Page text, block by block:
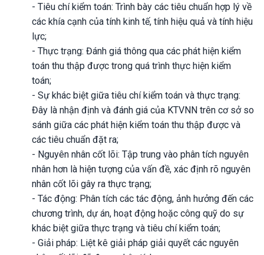
- Tiêu chí kiểm toán: Trình bày các tiêu chuẩn hợp lý về
các khía cạnh của tính kinh tế, tính hiệu quả và tính hiệu
lực;
- Thực trạng: Đánh giá thông qua các phát hiện kiểm
toán thu thập được trong quá trình thực hiện kiểm
toán;
- Sự khác biệt giữa tiêu chí kiểm toán và thực trạng:
Đây là nhận định và đánh giá của KTVNN trên cơ sở so
sánh giữa các phát hiện kiểm toán thu thập được và
các tiêu chuẩn đặt ra;
- Nguyên nhân cốt lõi: Tập trung vào phân tích nguyên
nhân hơn là hiện tượng của vấn đề, xác định rõ nguyên
nhân cốt lõi gây ra thực trạng;
- Tác động: Phân tích các tác động, ảnh hưởng đến các
chương trình, dự án, hoạt động hoặc công quỹ do sự
khác biệt giữa thực trạng và tiêu chí kiểm toán;
- Giải pháp: Liệt kê giải pháp giải quyết các nguyên